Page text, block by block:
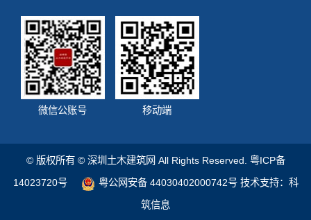
微信公账号 移动端
© 版权所有 © 深圳土木建筑网 All Rights Reserved. 粤ICP备
14023720号
粤公网安备 44030402000742号 技术支持：科
筑信息